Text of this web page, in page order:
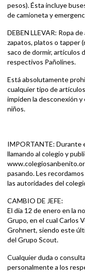
pesos). Ésta incluye
de camioneta y
DEBEN LLEVAR: Ropa
zapatos, platos o tapper
saco de dormir, artículos
respectivos Pañolines.
Está absolutamente
cualquier tipo de
impiden la desconexión
niños.
IMPORTANTE: Durante
llamando al colegio y
pasando. Les
las autoridades del
CAMBIO DE JEFE:
El día 12 de enero en la
Grupo, en el cual Carlos
Grohnert, siendo este
del Grupo Scout.
Cualquier duda o
personalmente a los